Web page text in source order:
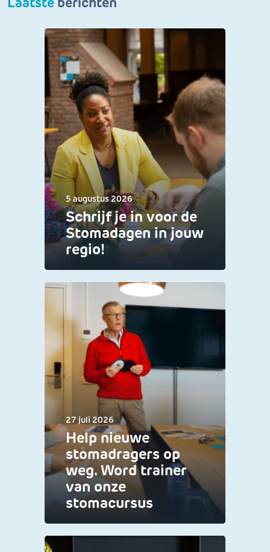
5 augustus 2026
Schrijf je in voor de
Stomadagen in jouw
regio!
27 juli 2026
Help nieuwe
stomadragers op
weg. Word trainer
van onze
stomacursus